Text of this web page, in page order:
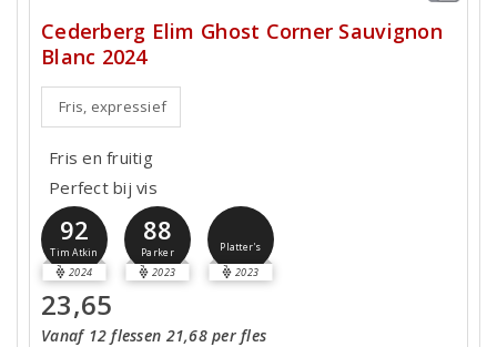
Cederberg Elim Ghost Corner Sauvignon
Blanc 2024
Fris, expressief
Fris en fruitig
Perfect bij vis
92
Tim Atkin
2024
88
Parker
2023
Platter's
2023
23,65
Vanaf 12 flessen 21,68 per fles